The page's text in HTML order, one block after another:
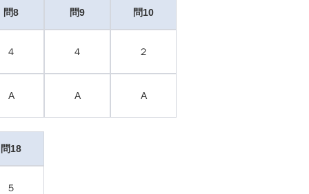
問8
４
A
問9
４
A
問10
２
A
問18
５